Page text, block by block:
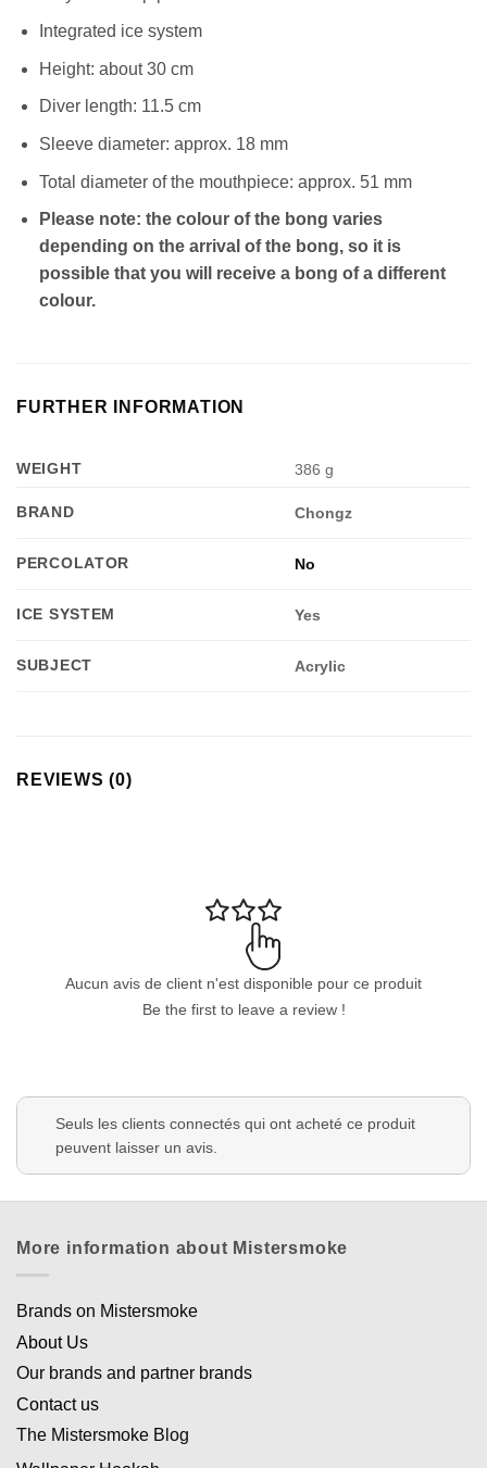
Integrated ice system
Height: about 30 cm
Diver length: 11.5 cm
Sleeve diameter: approx. 18 mm
Total diameter of the mouthpiece: approx. 51 mm
Please note: the colour of the bong varies
depending on the arrival of the bong, so it is
possible that you will receive a bong of a different
colour.
FURTHER INFORMATION
WEIGHT 386 g
BRAND Chongz
PERCOLATOR No
ICE SYSTEM Yes
SUBJECT Acrylic
REVIEWS (0)
Aucun avis de client n'est disponible pour ce produit
Be the first to leave a review !
Seuls les clients connectés qui ont acheté ce produit
peuvent laisser un avis.
More information about Mistersmoke
Brands on Mistersmoke
About Us
Our brands and partner brands
Contact us
The Mistersmoke Blog